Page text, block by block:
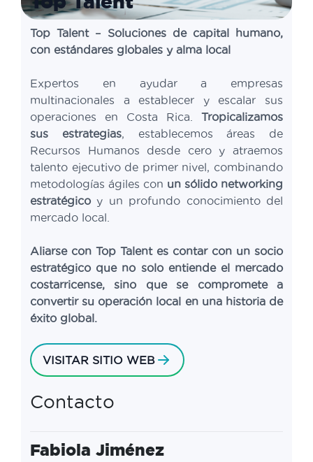
Top Talent – Soluciones de capital humano,
con estándares globales y alma local
Expertos en ayudar a empresas
multinacionales a establecer y escalar sus
operaciones en Costa Rica. Tropicalizamos
sus estrategias, establecemos áreas de
Recursos Humanos desde cero y atraemos
talento ejecutivo de primer nivel, combinando
metodologías ágiles con un sólido networking
estratégico y un profundo conocimiento del
mercado local.
Aliarse con Top Talent es contar con un socio
estratégico que no solo entiende el mercado
costarricense, sino que se compromete a
convertir su operación local en una historia de
éxito global.
VISITAR SITIO WEB
Contacto
Fabiola Jiménez